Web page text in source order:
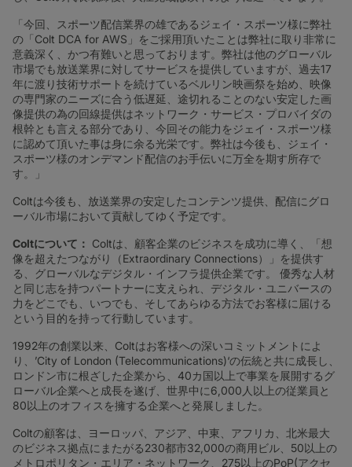
「今回、スポーツ配信業界の雄であるジェイ・スポーツ様に弊社
の「Colt DCA for AWS」をご採用頂いたことは弊社に取り非常に
意義深く、かつ有難いと思っております。弊社は他のグローバル
市場でも放送業界に対してサービスを提供していますが、過去17
年に渡り技術サポートを続けているベルリン映画祭を始め、映像
の専門家のニーズに合う低遅延、途切れることのない安定した画
像提供の為の回線提供はネットワーク・サービス・プロバイダの
根幹とも言える部分であり、今回その能力をジェイ・スポーツ様
に認めて頂いた事は身に余る光栄です。弊社は今後も、ジェイ・
スポーツ様のオンデマンド配信のお手伝いに万全を期す所存で
す。」
Coltは今後も、放送業界の安定したコンテンツ提供、配信にグロ
ーバル市場において貢献してゆく予定です。
Coltについて ： Coltは、顧客企業のビジネスを成功に導く、「想
像を超えたつながり（Extraordinary Connections）」を提供す
る、グローバルなデジタル・インフラ提供企業です。 優秀な人材
と同じ志を持つパートナーに支えられ、デジタル・ユニバースの
力をどこでも、いつでも、そしてあらゆる方法でお客様に届ける
という目的を持って行動しています。
1992年の創業以来、Coltはお客様への深いコミットメントによ
り、’City of London (Telecommunications)‘の伝統と共に成長し、
ロンドン市に根ざした企業から、40カ国以上で事業を展開するグ
ローバル企業へと成長を遂げ、世界中に6,000人以上の従業員と
80以上のオフィスを擁する企業へと発展しました。
Coltの顧客は、ヨーロッパ、アジア、中東、アフリカ、北米最大
のビジネス拠点にまたがる230都市32,000の商用ビル、50以上の
メトロポリタン・エリア・ネットワーク、275以上のPoP(アクセ